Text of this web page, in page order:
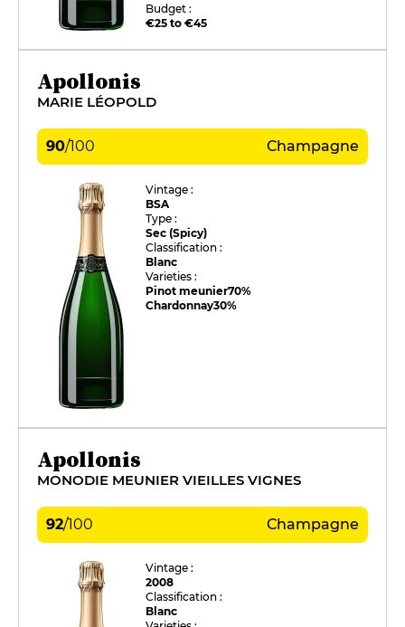
Budget :
€25 to €45
Apollonis
MARIE LÉOPOLD
90/100 Champagne
Vintage :
BSA
Type :
Sec (Spicy)
Classification :
Blanc
Varieties :
Pinot meunier70%
Chardonnay30%
Apollonis
MONODIE MEUNIER VIEILLES VIGNES
92/100 Champagne
Vintage :
2008
Classification :
Blanc